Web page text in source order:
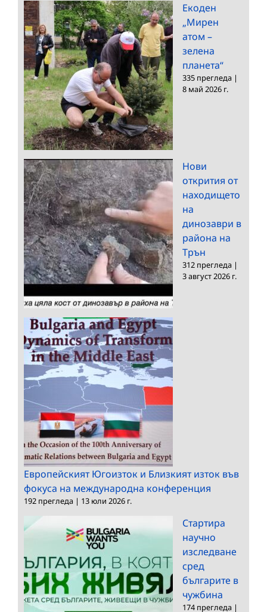
Екоден
„Мирен
атом –
зелена
планета“
335 прегледа |
8 май 2026 г.
Нови
открития от
находището
на
динозаври в
района на
Трън
312 прегледа |
3 август 2026 г.
Европейският Югоизток и Близкият изток във
фокуса на международна конференция
192 прегледа | 13 юли 2026 г.
Стартира
научно
изследване
сред
българите в
чужбина
174 прегледа |